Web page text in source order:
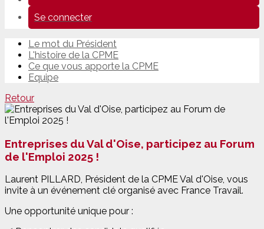
Se connecter
Le mot du Président
L'histoire de la CPME
Ce que vous apporte la CPME
Equipe
Retour
Entreprises du Val d'Oise, participez au Forum
de l'Emploi 2025 !
Laurent PILLARD, Président de la CPME Val d'Oise, vous
invite à un événement clé organisé avec France Travail.
Une opportunité unique pour :